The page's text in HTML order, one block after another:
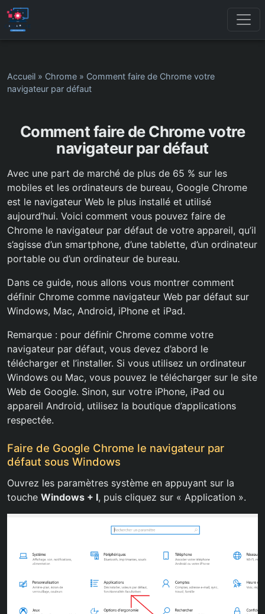
Accueil » Chrome » Comment faire de Chrome votre
navigateur par défaut
Comment faire de Chrome votre
navigateur par défaut
Avec une part de marché de plus de 65 % sur les
mobiles et les ordinateurs de bureau, Google Chrome
est le navigateur Web le plus installé et utilisé
aujourd’hui. Voici comment vous pouvez faire de
Chrome le navigateur par défaut de votre appareil, qu’il
s’agisse d’un smartphone, d’une tablette, d’un ordinateur
portable ou d’un ordinateur de bureau.
Dans ce guide, nous allons vous montrer comment
définir Chrome comme navigateur Web par défaut sur
Windows, Mac, Android, iPhone et iPad.
Remarque : pour définir Chrome comme votre
navigateur par défaut, vous devez d’abord le
télécharger et l’installer. Si vous utilisez un ordinateur
Windows ou Mac, vous pouvez le télécharger sur le site
Web de Google. Sinon, sur votre iPhone, iPad ou
appareil Android, utilisez la boutique d’applications
respectée.
Faire de Google Chrome le navigateur par
défaut sous Windows
Ouvrez les paramètres système en appuyant sur la
touche Windows + I, puis cliquez sur « Application ».